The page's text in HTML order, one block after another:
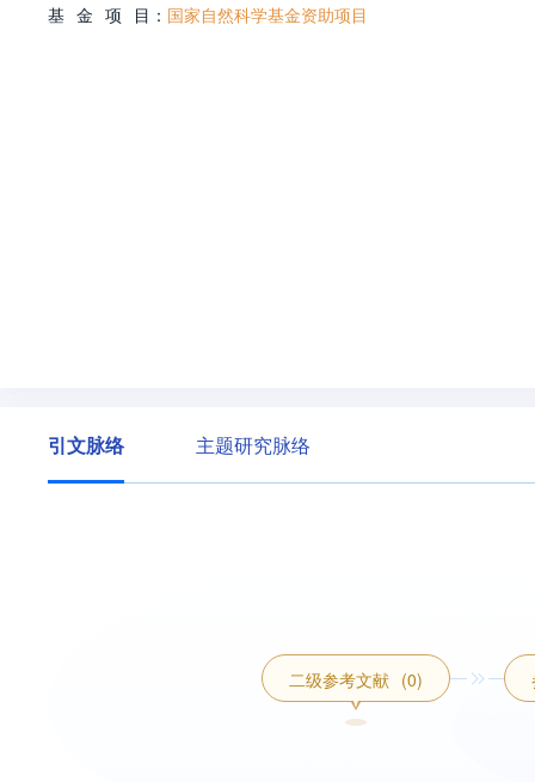
基 金 项 目： 国家自然科学基金资助项目
引文脉络 主题研究脉络
二级参考文献 (0)